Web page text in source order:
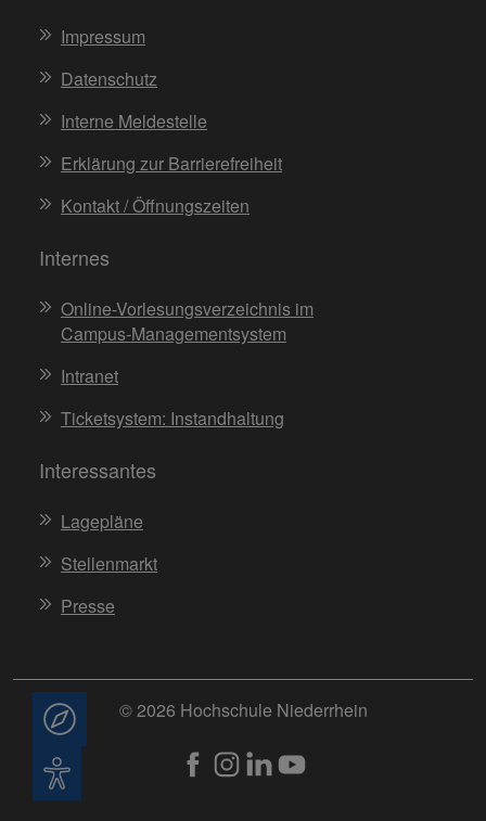
Impressum
Datenschutz
Interne Meldestelle
Erklärung zur Barrierefreiheit
Kontakt / Öffnungszeiten
Internes
Online-Vorlesungsverzeichnis im
Campus-Managementsystem
Intranet
Ticketsystem: Instandhaltung
Interessantes
Lagepläne
Stellenmarkt
Presse
© 2026 Hochschule Niederrhein
Beratung
Barrierefreiheit